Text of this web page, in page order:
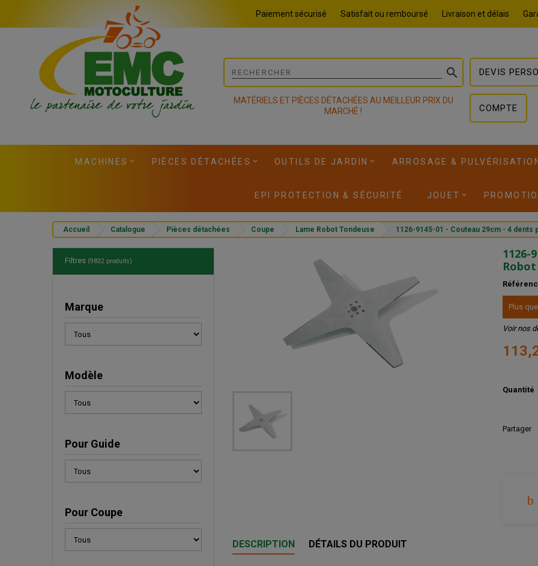
Paiement sécurisé Satisfait ou remboursé Livraison et délais

MATÉRIELS ET PIÈCES DÉTACHÉES AU MEILLEUR PRIX DU
MARCHÉ !
DEVIS
COMPTE
MACHINES PIÈCES DÉTACHÉES OUTILS DE JARDIN ARROSAGE &
EPI PROTECTION & SÉCURITÉ JOUET
Accueil Catalogue Pièces détachées Coupe Lame Robot Tondeuse 1126-9145-01 - Couteau 29cm - 4 dents
Filtres (9832 produits)
Marque
Modèle
Pour Guide
Pour Coupe
1126-
Robot
Plus
Voir nos
Quantité
Partager
DESCRIPTION DÉTAILS DU PRODUIT